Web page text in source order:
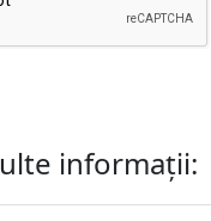
informații: